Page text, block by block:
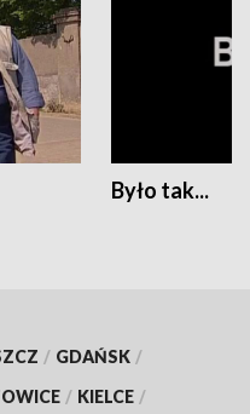
Było tak...
/ GDAŃSK /
/ KIELCE /